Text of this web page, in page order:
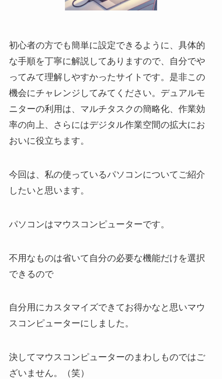
初心者の方でも簡単に設定できるように、具体的
な手順を丁寧に解説してありますので、自分でや
ってみて理解しやすかったサイトです。是非この
機会にチャレンジしてみてください。デュアルモ
ニターの利用は、マルチタスクの簡略化、作業効
率の向上、さらにはデジタル作業空間の拡大にお
おいに役立ちます。
今回は、私の使っているパソコンについてご紹介
したいと思います。
パソコンはマウスコンピューターです。
不用なものは省いて自分の必要な機能だけを選択
できるので
自分用にカスタマイズできてお得かなと思いマウ
スコンピューターにしました。
決してマウスコンピューターのまわしものではご
ざいません。（笑）